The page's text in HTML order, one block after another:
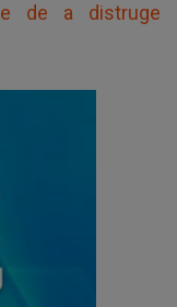
de a distruge